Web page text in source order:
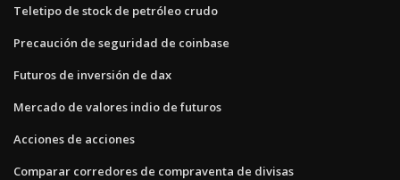
Teletipo de stock de petróleo crudo
Precaución de seguridad de coinbase
Futuros de inversión de dax
Mercado de valores indio de futuros
Acciones de acciones
Comparar corredores de compraventa de divisas